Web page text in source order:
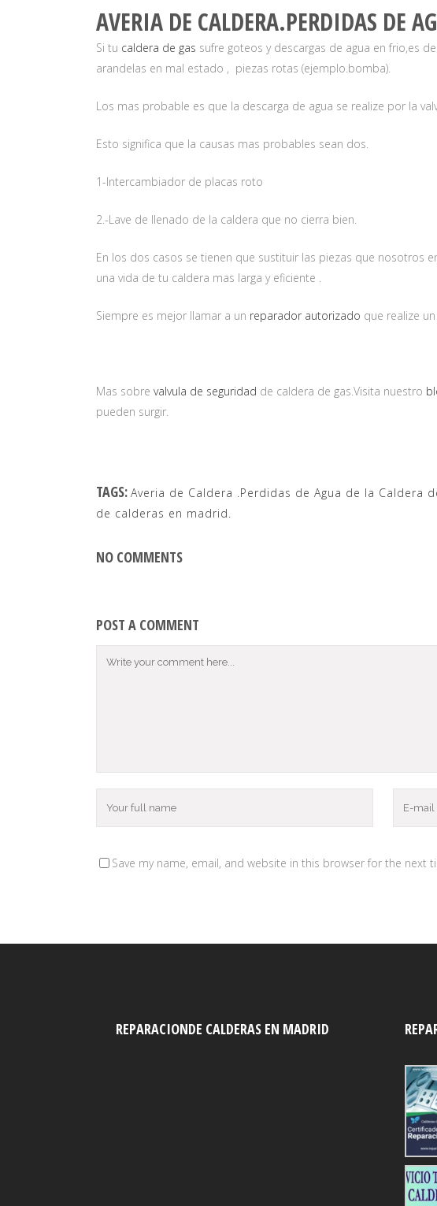
AVERIA DE CALDERA.PERDIDAS DE
Si tu caldera de gas sufre goteos y descargas de agua en frio,es
arandelas en mal estado , piezas rotas (ejemplo.bomba).
Los mas probable es que la descarga de agua se realize por la
Esto significa que la causas mas probables sean dos.
1-Intercambiador de placas roto
2.-Lave de llenado de la caldera que no cierra bien.
En los dos casos se tienen que sustituir las piezas que nosotros
una vida de tu caldera mas larga y eficiente .
Siempre es mejor llamar a un reparador autorizado que realize
Mas sobre valvula de seguridad de caldera de gas.Visita nuestro
pueden surgir.
TAGS: Averia de Caldera .Perdidas de Agua de la Caldera
de calderas en madrid.
NO COMMENTS
POST A COMMENT
Save my name, email, and website in this browser for the next
REPARACIONDE CALDERAS EN MADRID